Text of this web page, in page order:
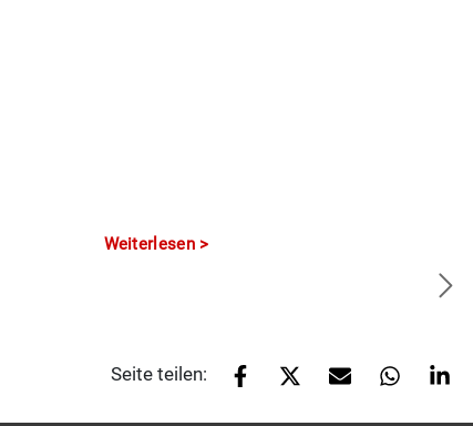
Weiterlesen
Seite teilen: